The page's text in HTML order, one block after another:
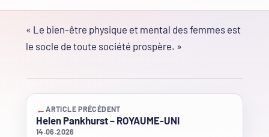
« Le bien-être physique et mental des femmes est
le socle de toute société prospère. »
←ARTICLE PRÉCÉDENT
Helen Pankhurst – ROYAUME-UNI
14.06.2026